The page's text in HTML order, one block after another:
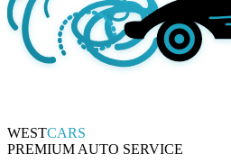
WESTCARS
PREMIUM AUTO SERVICE